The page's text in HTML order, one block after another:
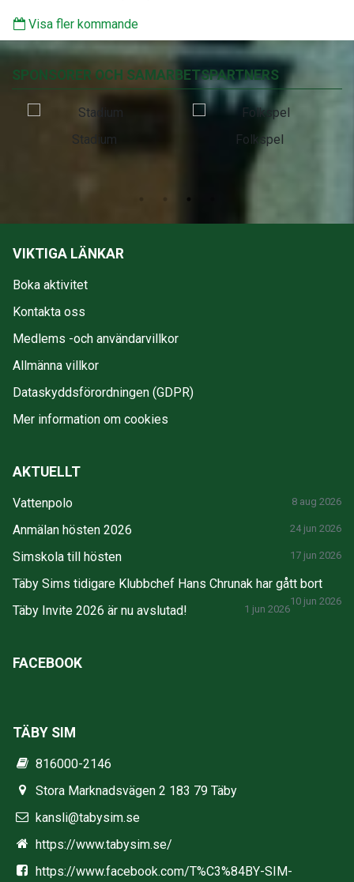
Visa fler kommande
SPONSORER OCH SAMARBETSPARTNERS
Stadium Folkspel
VIKTIGA LÄNKAR
Boka aktivitet
Kontakta oss
Medlems -och användarvillkor
Allmänna villkor
Dataskyddsförordningen (GDPR)
Mer information om cookies
AKTUELLT
Vattenpolo 8 aug 2026
Anmälan hösten 2026 24 jun 2026
Simskola till hösten 17 jun 2026
Täby Sims tidigare Klubbchef Hans Chrunak har gått bort
10 jun 2026
Täby Invite 2026 är nu avslutad! 1 jun 2026
FACEBOOK
TÄBY SIM
816000-2146
Stora Marknadsvägen 2 183 79 Täby
kansli@tabysim.se
https://www.tabysim.se/
https://www.facebook.com/T%C3%84BY-SIM-